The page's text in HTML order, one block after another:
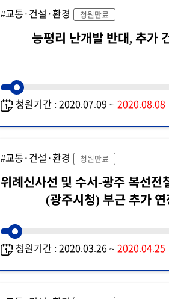
#교통·건설·환경 청원만료
능평리 난개발 반대, 추가
청원기간 : 2020.07.09 ~ 2020.08.08
#교통·건설·환경 청원만료
위례신사선 및 수서-광주 복선전
(광주시청) 부근 추가 연
청원기간 : 2020.03.26 ~ 2020.04.25